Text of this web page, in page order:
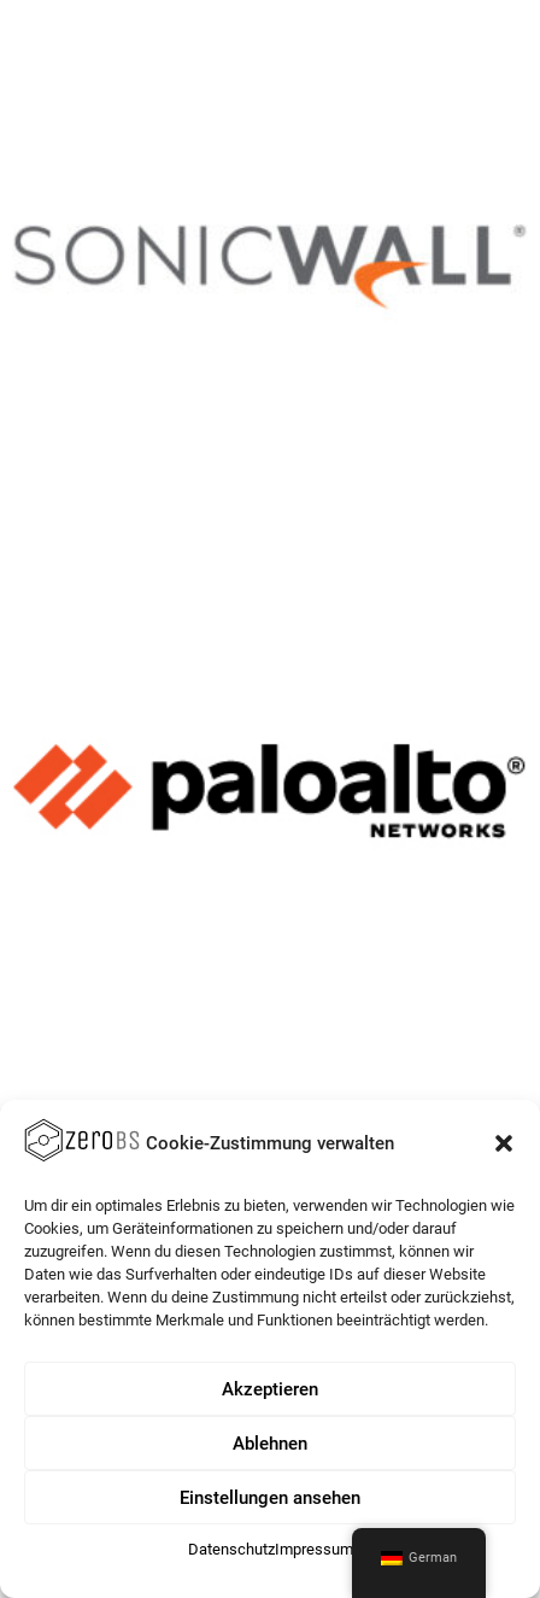
Cookie-Zustimmung verwalten
Um dir ein optimales Erlebnis zu bieten, verwenden wir Technologien wie
Cookies, um Geräteinformationen zu speichern und/oder darauf
zuzugreifen. Wenn du diesen Technologien zustimmst, können wir
Daten wie das Surfverhalten oder eindeutige IDs auf dieser Website
verarbeiten. Wenn du deine Zustimmung nicht erteilst oder zurückziehst,
können bestimmte Merkmale und Funktionen beeinträchtigt werden.
Akzeptieren
Ablehnen
Einstellungen ansehen
DatenschutzImpressum German